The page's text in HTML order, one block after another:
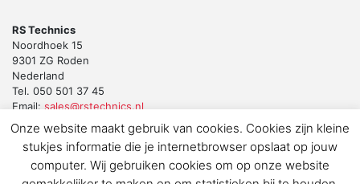
RS Technics
Noordhoek 15
9301 ZG Roden
Nederland
Tel. 050 501 37 45
Email: sales@rstechnics.nl
Copyright 2018 by RS Technics BV. All rights reserved.
Download de privacyverklaring voor klanten en leveranciers
Onze website maakt gebruik van cookies. Cookies zijn kleine
stukjes informatie die je internetbrowser opslaat op jouw
computer. Wij gebruiken cookies om op onze website